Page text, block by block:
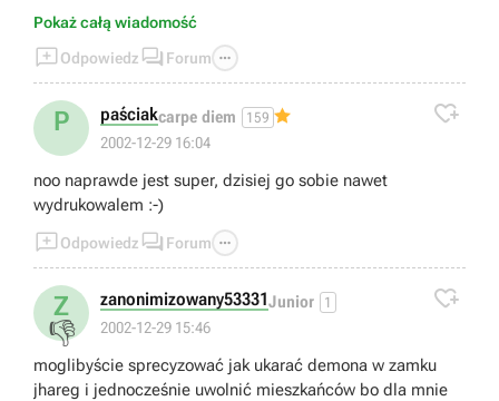
Pokaż całą wiadomość
Odpowiedz  Forum 
P paściakcarpe diem 159
2002-12-29 16:04

noo naprawde jest super, dzisiej go sobie nawet
wydrukowalem :-)
Odpowiedz  Forum 
Z
👎
zanonimizowany53331Junior 1
2002-12-29 15:46

moglibyście sprecyzować jak ukarać demona w zamku
jhareg i jednocześnie uwolnić mieszkańców bo dla mnie